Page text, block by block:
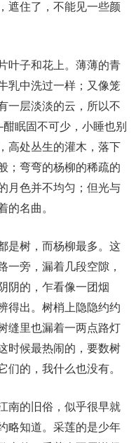
遮住了，不能见一些颜
叶子和花上。薄薄的青
乳中洗过一样；又像笼
一层淡淡的云，所以不
眠固不可少，小睡也别
高处丛生的灌木，落下
；弯弯的杨柳的稀疏的
月色并不均匀；但光与
的名曲。
是树，而杨柳最多。这
一旁，漏着几段空隙，
阴的，乍看像一团烟
得出。树梢上隐隐约约
缝里也漏着一两点路灯
时候最热闹的，要数树
们的，我什么也没有。
南的旧俗，似乎很早就
略知道。采莲的是少年